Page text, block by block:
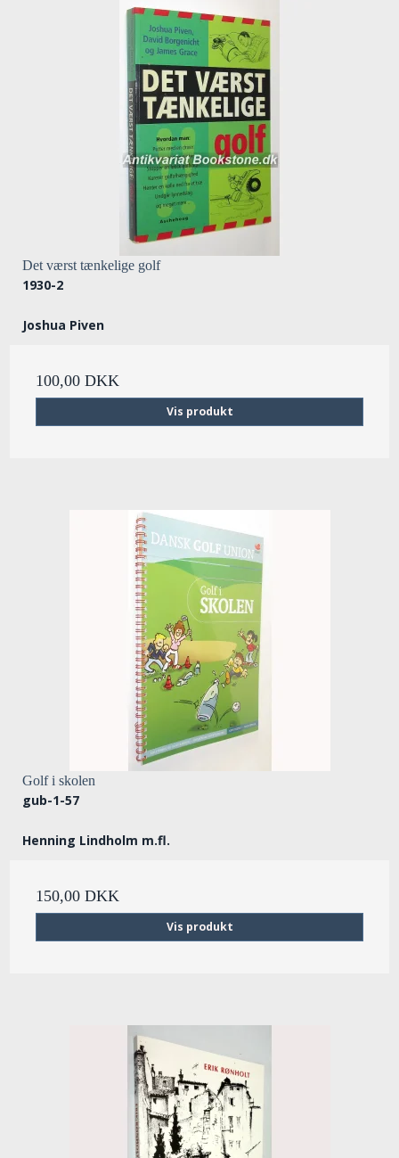
Det værst tænkelige golf
1930-2
Joshua Piven
100,00 DKK
Vis produkt
Golf i skolen
gub-1-57
Henning Lindholm m.fl.
150,00 DKK
Vis produkt